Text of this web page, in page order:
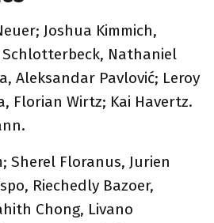
Joshua Kimmich,
Schlotterbeck, Nathaniel
Aleksandar Pavlović; Leroy
Florian Wirtz; Kai Havertz.
Sherel Floranus, Jurien
Riechedly Bazoer,
Chong, Livano